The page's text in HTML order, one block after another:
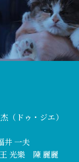
（ドゥ・ジエ）
井 一夫
王 光樂 陳 麗麗